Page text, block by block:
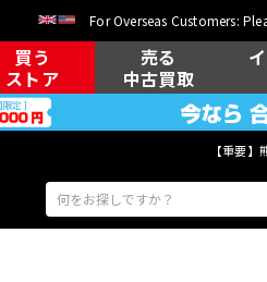
For Overseas Customers:
買う
ストア
売る
中古買取
【重要